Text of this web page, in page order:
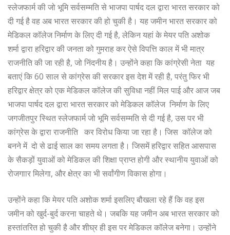
स्लेजफार्म की जो भूमि सर्वसम्मति से भाजपा पार्षद दल द्वारा भारत सरकार को
दी गई है वह अब भारत सरकार की हो चुकी है। यह जमीन भारत सरकार को
मेडिकल कॉलेज निर्माण के लिए दी गई है, लेकिन यहां के मेयर पति अशोक
शर्मा द्वारा हरिद्वार की जनता को गुमराह कर ऐसे विपत्ति काल में भी मात्र
राजनीति की जा रही है, जो निंदनीय है। उन्होंने कहा कि कांग्रेसी नेता यह
बताएं कि 60 साल से कांग्रेस की सरकार इस देश में रही है, परंतु फिर भी
हरिद्वार क्षेत्र को एक मेडिकल कॉलेज की सुविधा नहीं मिल पाई और आज जब
भाजपा पार्षद दल द्वारा भारत सरकार को मेडिकल कॉलेज निर्माण के लिए
जगजीतपुर स्थित स्लेजफार्म जो भूमि सर्वसम्मति से दी गई है, उस पर भी
कांग्रेस के द्वारा राजनीति कर विरोध किया जा रहा है। जिस कॉलेज को
बनने में दो से ढाई साल का समय लगता है। जिसमें हरिद्वार सहित आसपास
के सैकड़ों युवाओं को मेडिकल की शिक्षा प्राप्त होगी और स्थानीय युवाओं को
रोजगाार मिलेगा, और क्षेत्र का भी सर्वांगीण विकास होगा।
उन्होंने कहा कि मेयर पति अशोक शर्मा इसलिए बौखला रहे हैं कि वह इस
जमीन को खुर्द-बुर्द करना चाहते थे। जबकि यह जमीन अब भारत सरकार को
हस्तांतरित हो चुकी है और शीघ्र ही इस पर मेडिकल कॉलेज बनेगा। उन्होंने